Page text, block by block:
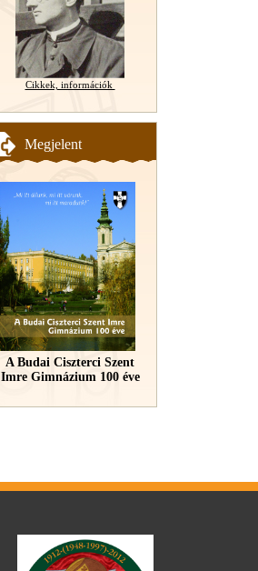
Cikkek, információk
Megjelent
A Budai Ciszterci Szent
Imre Gimnázium 100 éve